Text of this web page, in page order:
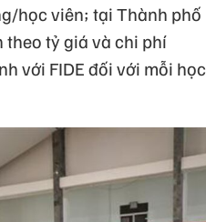
học viên; tại Thành phố
theo tỷ giá và chi phí
với FIDE đối với mỗi học